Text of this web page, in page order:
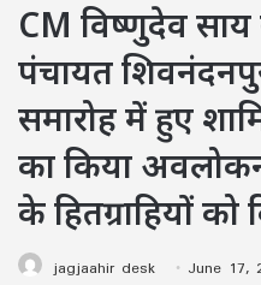
CM विष्णुदेव साय
पंचायत
समारोह में हुए
का किया
के हितग्राहियों को
jagjaahir desk June 17,